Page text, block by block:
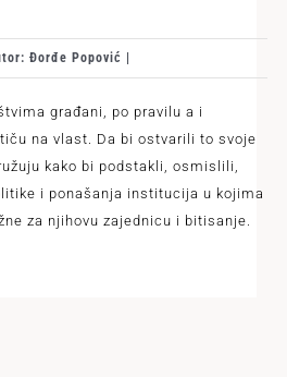
Đorđe Popović |
građani, po pravilu a i
na vlast. Da bi ostvarili to svoje
kako bi podstakli, osmislili,
i ponašanja institucija u kojima
za njihovu zajednicu i bitisanje.